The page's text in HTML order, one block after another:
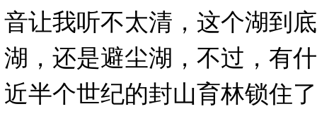
音让我听不太清，这个湖到
湖，还是避尘湖，不过，有
近半个世纪的封山育林锁住